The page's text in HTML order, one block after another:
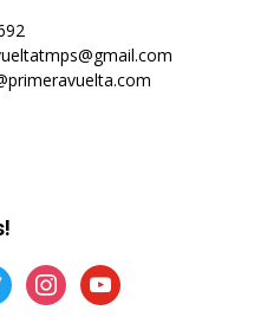
instagramyoutube